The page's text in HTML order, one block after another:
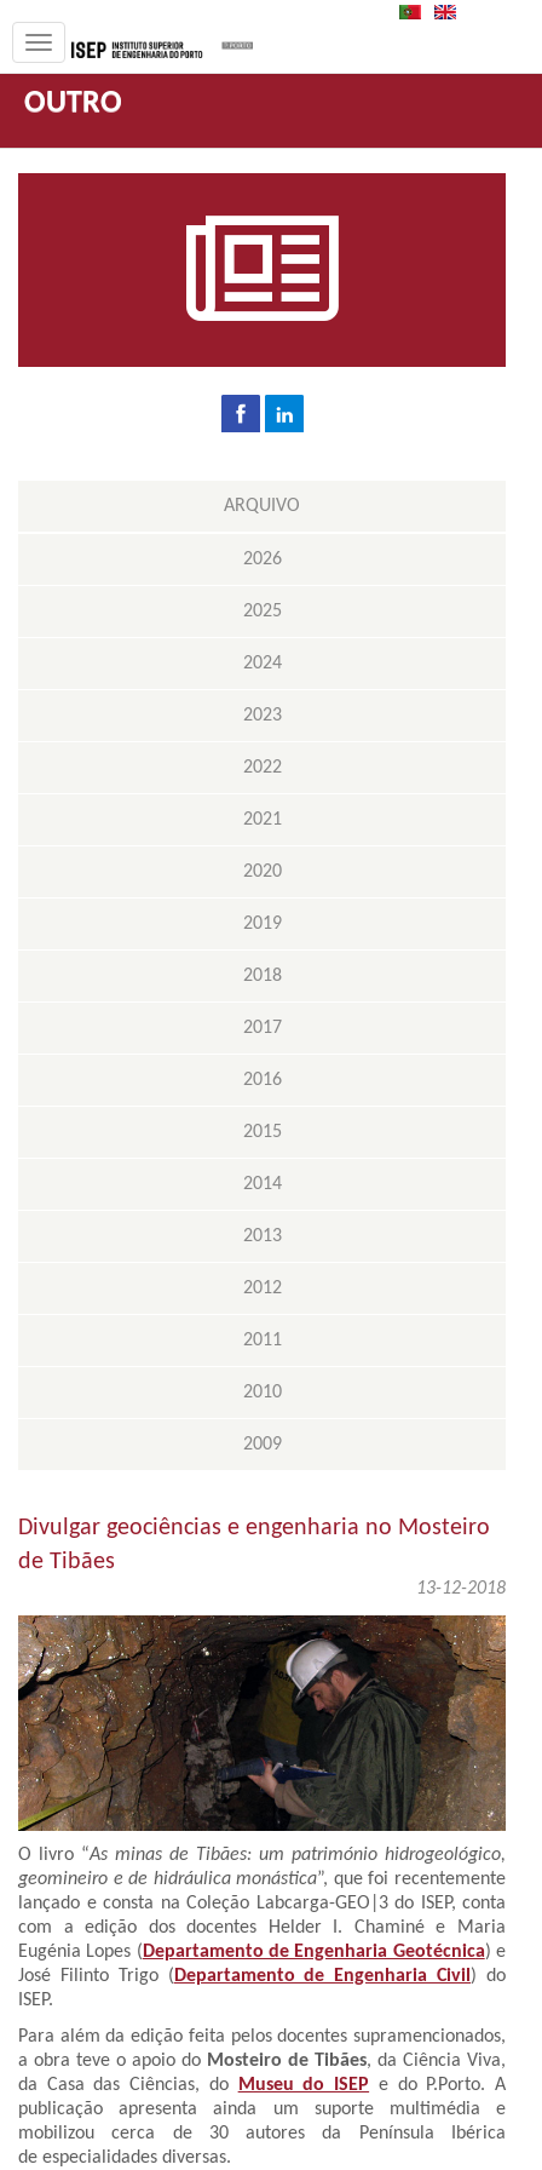
PT
OUTRO
ARQUIVO
2026
2025
2024
2023
2022
2021
2020
2019
2018
2017
2016
2015
2014
2013
2012
2011
2010
2009
Divulgar geociências e engenharia no Mosteiro
de Tibães
13-12-2018
O livro “As minas de Tibães: um património hidrogeológico,
geomineiro e de hidráulica monástica”, que foi recentemente
lançado e consta na Coleção Labcarga-GEO|3 do ISEP, conta
com a edição dos docentes Helder I. Chaminé e Maria
Eugénia Lopes ( Departamento de Engenharia Geotécnica) e
José Filinto Trigo ( Departamento de Engenharia Civil ) do
ISEP.
Para além da edição feita pelos docentes supramencionados,
a obra teve o apoio do Mosteiro de Tibães, da Ciência Viva,
da Casa das Ciências, do
Museu do ISEP e do P.Porto. A
publicação apresenta ainda um suporte multimédia e
mobilizou cerca de 30 autores da Península Ibérica
de especialidades diversas.